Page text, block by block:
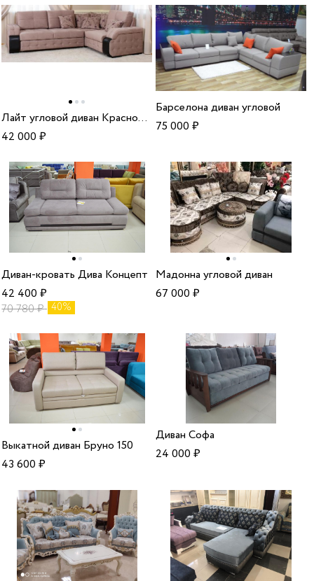
Лайт угловой диван Краснодар
42 000₽
Барселона диван угловой
75 000₽
Диван-кровать Дива Концепт
42 400₽
70 780₽ 40%
Мадонна угловой диван
67 000₽
Выкатной диван Бруно 150
43 600₽
Диван Софа
24 000₽